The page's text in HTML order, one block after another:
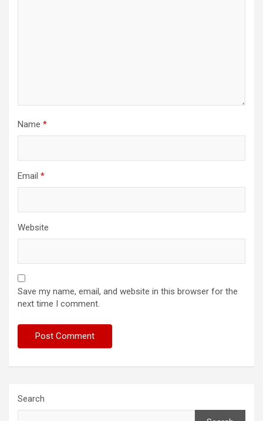
Name *
Email *
Website
Save my name, email, and website in this browser for the
next time I comment.
Search